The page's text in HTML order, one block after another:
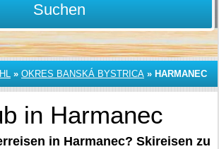
Suchen
» OKRES BANSKÁ BYSTRICA » HARMANEC
in Harmanec
in Harmanec? Skireisen zu